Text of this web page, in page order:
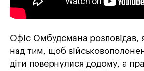
Офіс Омбудсмана розповідав,
над тим, щоб
діти повернулися додому, а